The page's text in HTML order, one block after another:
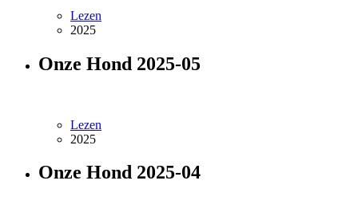
Lezen
2025
Onze Hond 2025-05
Lezen
2025
Onze Hond 2025-04